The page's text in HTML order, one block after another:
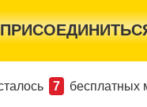
7 бесплатных